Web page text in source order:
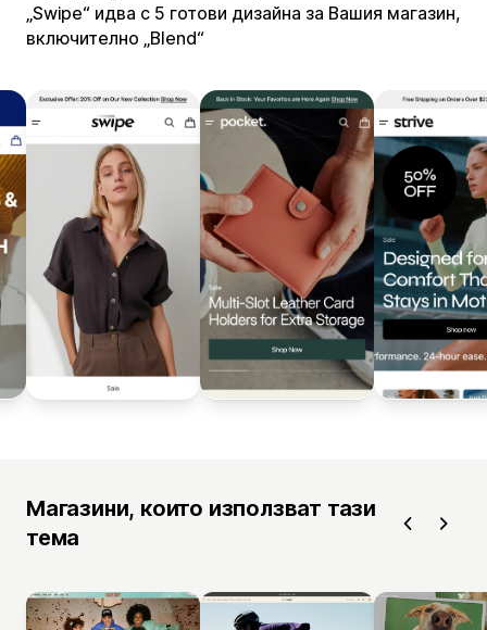
„Swipe“ идва с 5 готови дизайна за Вашия магазин,
включително „Blend“
Магазини, които използват тази
тема